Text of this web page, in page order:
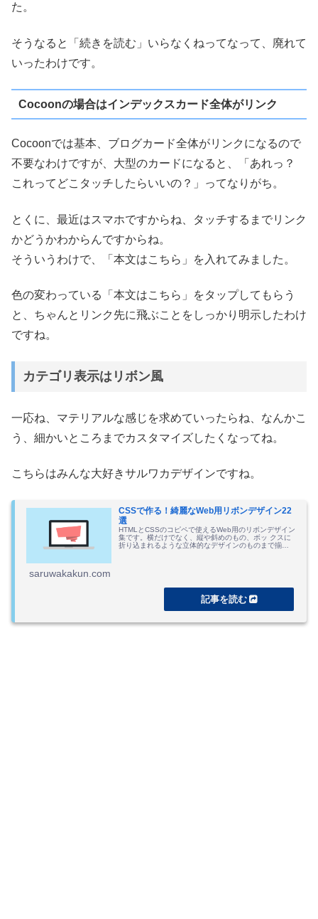
た。
そうなると「続きを読む」いらなくねってなって、廃れて
いったわけです。
Cocoonの場合はインデックスカード全体がリンク
Cocoonでは基本、ブログカード全体がリンクになるので
不要なわけですが、大型のカードになると、「あれっ？
これってどこタッチしたらいいの？」ってなりがち。
とくに、最近はスマホですからね、タッチするまでリンク
かどうかわからんですからね。
そういうわけで、「本文はこちら」を入れてみました。
色の変わっている「本文はこちら」をタップしてもらう
と、ちゃんとリンク先に飛ぶことをしっかり明示したわけ
ですね。
カテゴリ表示はリボン風
一応ね、マテリアルな感じを求めていったらね、なんかこ
う、細かいところまでカスタマイズしたくなってね。
こちらはみんな大好きサルワカデザインですね。
CSSで作る！綺麗なWeb用リボンデザイン22
選
HTMLとCSSのコピペで使えるWeb用のリボンデザイン
集です。横だけでなく、縦や斜めのもの、ボッ クスに
折り込まれるような立体的なデザインのものまで揃え
saruwakakun.com